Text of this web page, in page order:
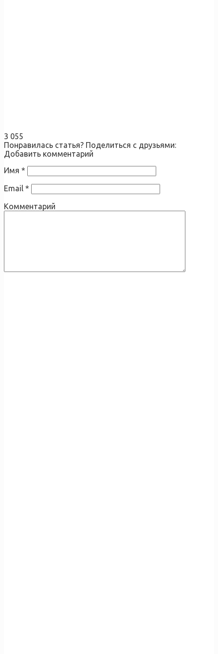
3 055
Понравилась статья? Поделиться с друзьями:
Добавить комментарий
Имя *
Email *
Комментарий